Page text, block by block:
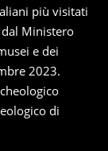
più visitati
Ministero
e dei
2023.
di